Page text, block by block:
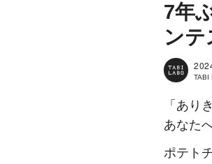
7年
ンテ
TABI
「あり
あなたへ
ポテト